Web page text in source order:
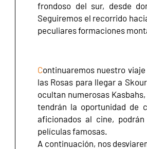
frondoso del sur, desde
Seguiremos el recorrido
peculiares formaciones
Continuaremos nuestro
las Rosas para llegar a
ocultan numerosas
tendrán la oportunidad de
aficionados al cine,
películas famosas.
A continuación, nos